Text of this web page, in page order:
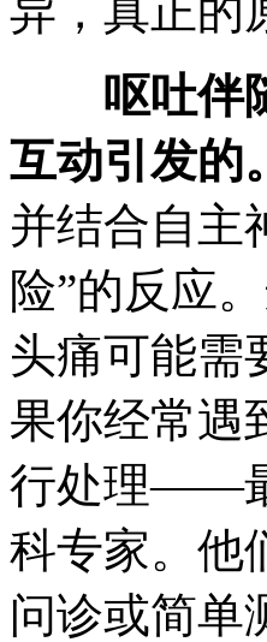
异，真正的
呕吐伴
互动引发的。
并结合自主
险”的反应
头痛可能需
果你经常遇
行处理——
科专家。他
问诊或简单